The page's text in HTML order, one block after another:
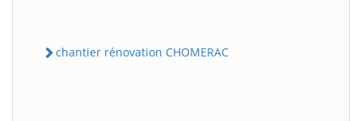
chantier rénovation CHOMERAC